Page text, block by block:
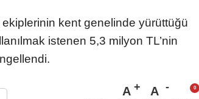
kent genelinde yürüttüğü
istenen 5,3 milyon TL’nin
A A